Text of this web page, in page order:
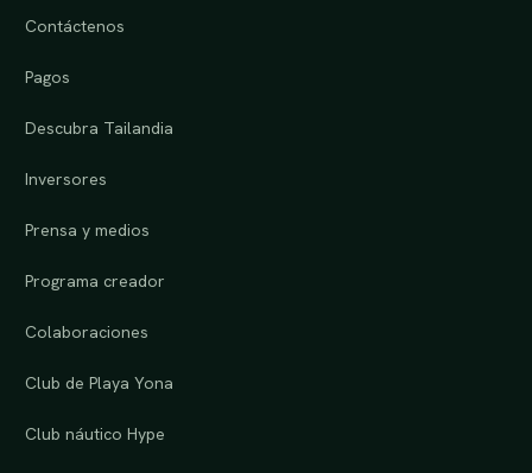
Contáctenos
Pagos
Descubra Tailandia
Inversores
Prensa y medios
Programa creador
Colaboraciones
Club de Playa Yona
Club náutico Hype